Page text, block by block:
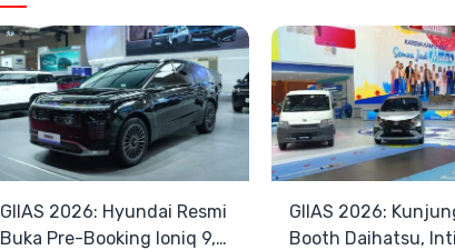
GIIAS 2026: Hyundai Resmi
Buka Pre-Booking Ioniq 9,
GIIAS 2026:
Booth Daihatsu,